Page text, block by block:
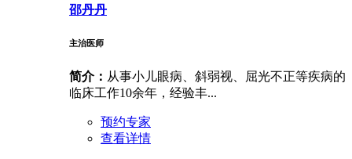
邵丹丹
主治医师
简介： 从事小儿眼病、斜弱视、屈光不正等疾病的
临床工作10余年，经验丰...
预约专家
查看详情